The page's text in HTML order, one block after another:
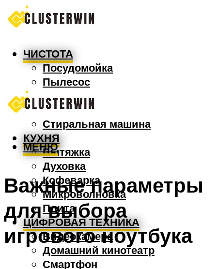
ЧИСТОТА
Посудомойка
Пылесос
Утюг
Швабра
Стиральная машина
КУХНЯ
Вытяжка
Духовка
Кофеварка
Микроволновка
Плита
ЦИФРОВАЯ ТЕХНИКА
Видеокамера
Домашний кинотеатр
Смартфон
МЕНЮ
Важные параметры
для выбора
игрового ноутбука